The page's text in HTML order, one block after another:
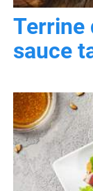
Terrine
sauce